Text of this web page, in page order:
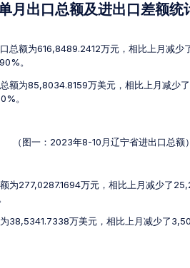
月出口总额及进出口差额统
总额为616,8489.2412万元，相比上月减
。
额为85,8034.8159万美元，相比上月减少
。
（图一：2023年8-10月辽宁省进出口总额）
为277,0287.1694万元，相比上月减少了
38,5341.7338万美元，相比上月减少了